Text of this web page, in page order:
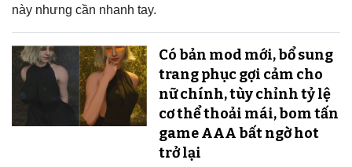
này nhưng cần nhanh tay.
Có bản mod mới, bổ sung
trang phục gợi cảm cho
nữ chính, tùy chỉnh tỷ lệ
cơ thể thoải mái, bom tấn
game AAA bất ngờ hot
trở lại